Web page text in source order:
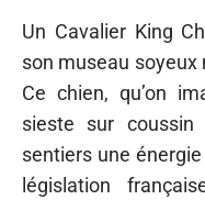
Un Cavalier King
son museau soyeux
Ce chien, qu’on
sieste sur coussin
sentiers une
législation